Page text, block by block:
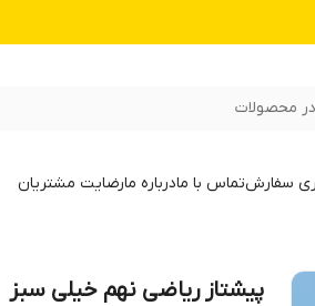
محصولات
سفارشتماس با مادرباره مارضایت مشتریان
پیشتاز ریاضی نهم خیلی سبز